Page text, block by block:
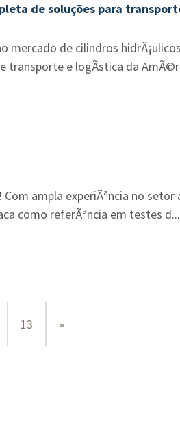
de soluções para
mercado de cilindros
transporte e logÃ­stica da
como referÃªncia em testes d...
13 »